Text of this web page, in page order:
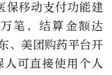
保移动支付功能建
笔，结算金额达
、美团购药平台开
人可直接使用个人